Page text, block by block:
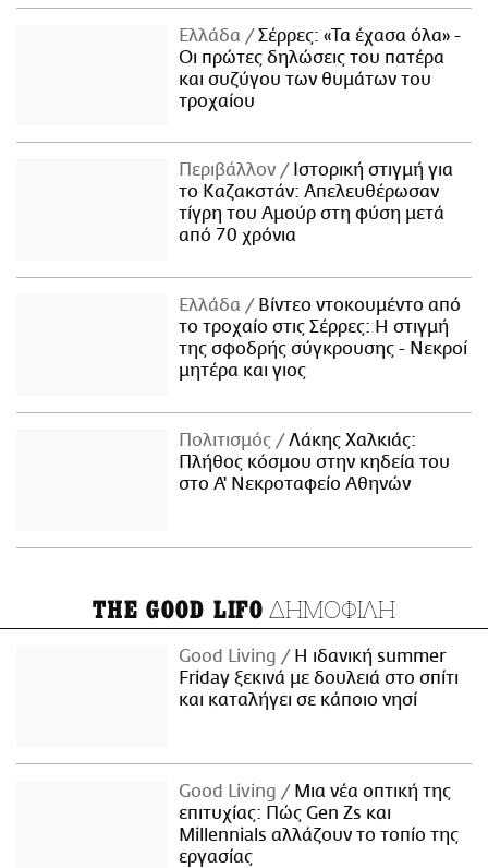
Ελλάδα
Σέρρες: «Τα έχασα όλα» -
Οι πρώτες δηλώσεις του πατέρα
και συζύγου των θυμάτων του
τροχαίου
Περιβάλλον
Ιστορική στιγμή για
το Καζακστάν: Απελευθέρωσαν
τίγρη του Αμούρ στη φύση μετά
από 70 χρόνια
Ελλάδα
Βίντεο ντοκουμέντο από
το τροχαίο στις Σέρρες: Η στιγμή
της σφοδρής σύγκρουσης - Νεκροί
μητέρα και γιος
Πολιτισμός
Λάκης Χαλκιάς:
Πλήθος κόσμου στην κηδεία του
στο Α' Νεκροταφείο Αθηνών
THE GOOD LIFO ΔΗΜΟΦΙΛΗ
Good Living
Η ιδανική summer
Friday ξεκινά με δουλειά στο σπίτι
και καταλήγει σε κάποιο νησί
Good Living
Μια νέα οπτική της
επιτυχίας: Πώς Gen Zs και
Millennials αλλάζουν το τοπίο της
εργασίας